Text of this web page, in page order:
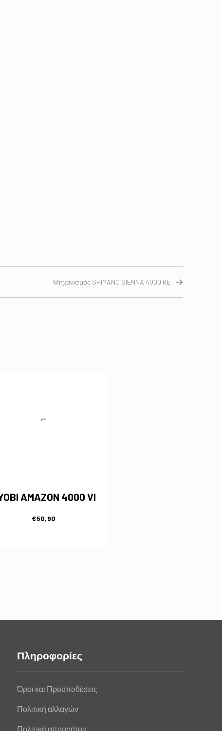
Μηχανισμός SHIMANO SIENNA 4000 RE
AMAZON 4000 VI
€50,90
Πληροφορίες
Όροι και Προϋποθέσεις
Πολιτική αλλαγών
Πολιτική απορρήτου